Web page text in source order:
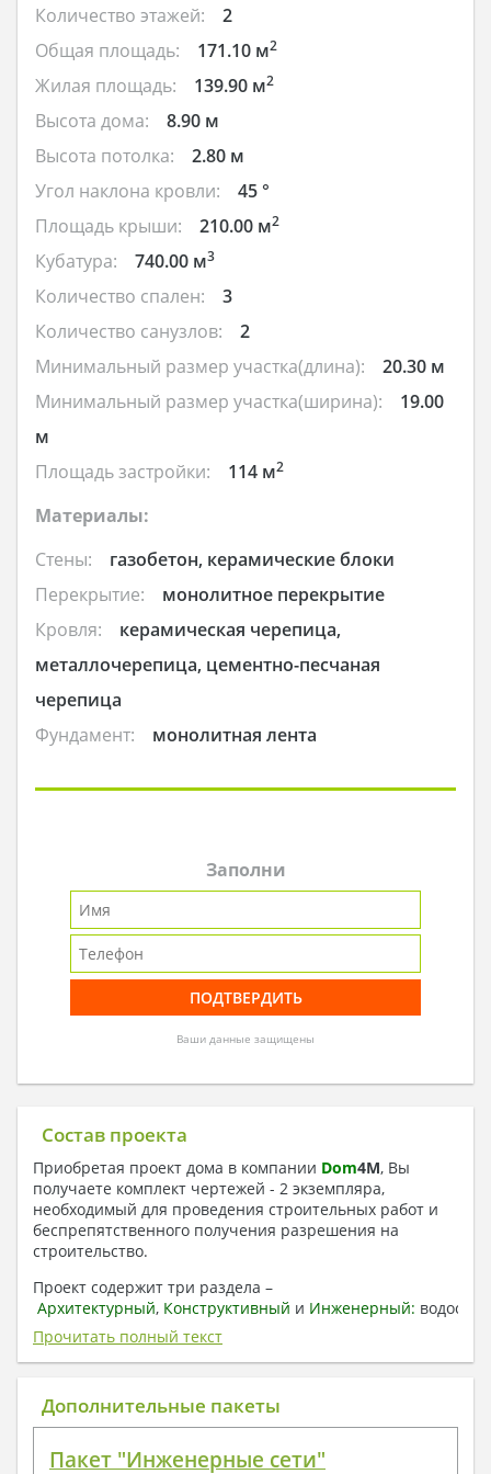
Количество этажей:
2
Общая площадь:
171.10 м2
Жилая площадь: 139.90 м2
Высота дома:
8.90 м
Высота потолка:
2.80 м
Угол наклона кровли:
45 °
Площадь крыши:
210.00 м2
Кубатура: 740.00 м3
Количество спален:
3
Количество санузлов:
2
Минимальный размер участка(длина):
20.30 м
Минимальный размер участка(ширина):
19.00
м
Площадь застройки:
114 м2
Материалы:
Стены:
газобетон, керамические блоки
Перекрытие:
монолитное перекрытие
Кровля:
керамическая черепица,
металлочерепица, цементно-песчаная
черепица
Фундамент:
монолитная лента
Заполни
Ваши данные защищены
Состав проекта
Приобретая проект дома в компании Dom4M, Вы
получаете комплект чертежей - 2 экземпляра,
необходимый для проведения строительных работ и
беспрепятственного получения разрешения на
строительство.
Проект содержит три раздела –
Архитектурный, Конструктивный и Инженерный:
отопление, вентиляция, канализация,
электроснабжение (приобретается за дополнительную
плату) + Пояснительная записка.
1. Архитектурный раздел:
План координационных осей
Прочитать полный текст
Дополнительные пакеты
Пакет "Инженерные сети"